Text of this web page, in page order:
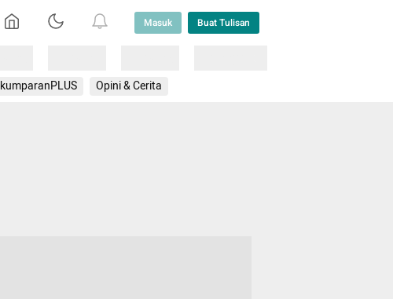
Masuk Buat Tulisan
kumparanPLUS Opini & Cerita